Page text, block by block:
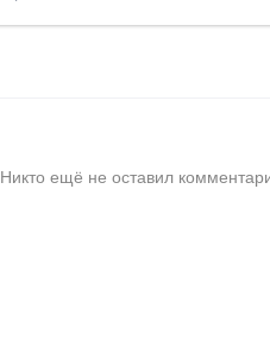
Никто ещё не оставил